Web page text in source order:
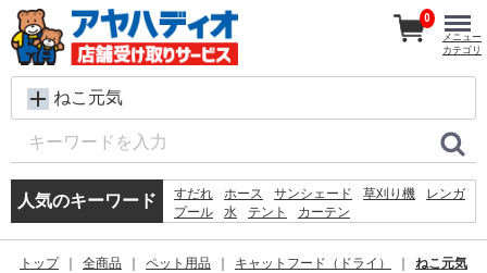
ねこ元気
人気のキーワード すだれ ホース サンシェード 草刈り機
レンガ
プール
水 テント
カーテン
砂利
物置 バケツ 空調服
0
メニュー
カテゴリ
トップ 全商品 ペット用品 キャットフード（ドライ） ねこ元気